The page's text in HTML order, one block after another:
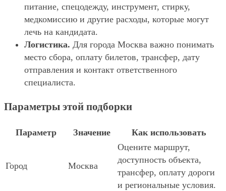
питание, спецодежду, инструмент, стирку,
медкомиссию и другие расходы, которые могут
лечь на кандидата.
Логистика. Для города Москва важно понимать
место сбора, оплату билетов, трансфер, дату
отправления и контакт ответственного
специалиста.
Параметры этой подборки
Параметр Значение Как использовать
Город Москва
Оцените маршрут,
доступность объекта,
трансфер, оплату дороги
и региональные условия.